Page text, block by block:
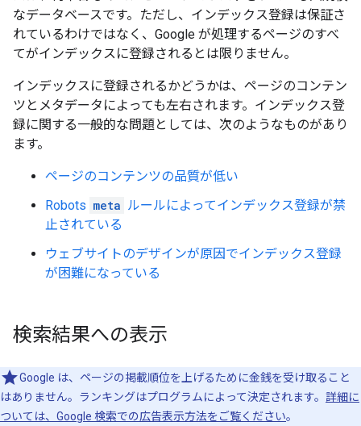
なデータベースです。ただし、インデックス登録は保証さ
れているわけではなく、Google が処理するページのすべ
てがインデックスに登録されるとは限りません。
インデックスに登録されるかどうかは、ページのコンテン
ツとメタデータによっても左右されます。インデックス登
録に関する一般的な問題としては、次のようなものがあり
ます。
ページのコンテンツの品質が低い
Robots meta ルールによってインデックス登録が禁
止されている
ウェブサイトのデザインが原因でインデックス登録
が困難になっている
検索結果への表示
Google は、ページの掲載順位を上げるために金銭を受け取ること
はありません。ランキングはプログラムによって決定されます。 詳細に
ついては、Google 検索での広告表示方法をご覧ください。